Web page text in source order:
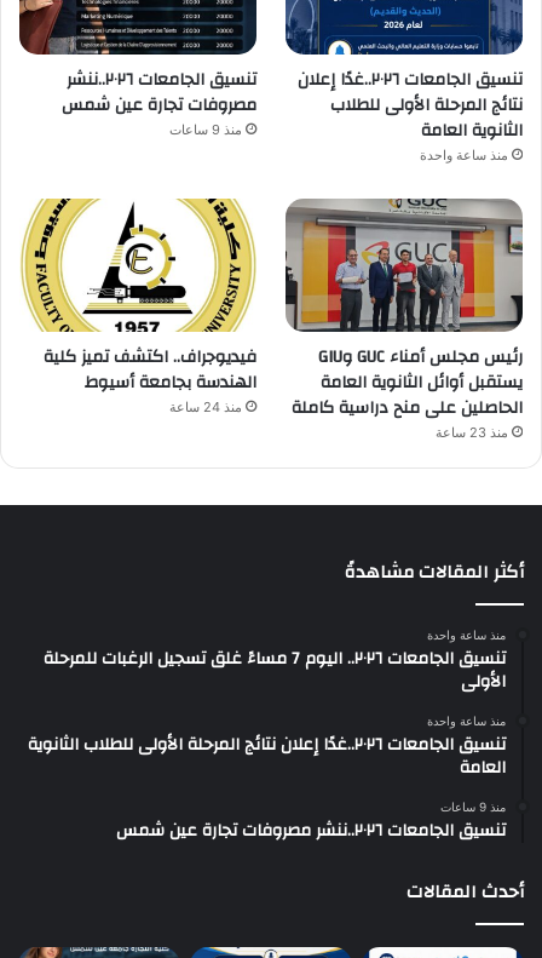
تنسيق الجامعات ٢٠٢٦..غدًا إعلان
نتائج المرحلة الأولى للطلاب
الثانوية العامة
منذ ساعة واحدة
تنسيق الجامعات ٢٠٢٦..ننشر
مصروفات تجارة عين شمس
منذ 9 ساعات
رئيس مجلس أمناء GUC وGIU
يستقبل أوائل الثانوية العامة
الحاصلين على منح دراسية كاملة
منذ 23 ساعة
فيديوجراف.. اكتشف تميز كلية
الهندسة بجامعة أسيوط
منذ 24 ساعة
أكثر المقالات مشاهدةً
منذ ساعة واحدة
تنسيق الجامعات ٢٠٢٦.. اليوم 7 مساءً غلق تسجيل الرغبات للمرحلة
الأولى
منذ ساعة واحدة
تنسيق الجامعات ٢٠٢٦..غدًا إعلان نتائج المرحلة الأولى للطلاب الثانوية
العامة
منذ 9 ساعات
تنسيق الجامعات ٢٠٢٦..ننشر مصروفات تجارة عين شمس
أحدث المقالات